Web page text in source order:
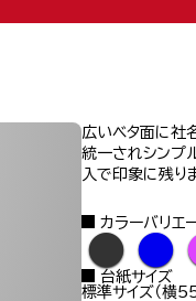
広いベタ面に社
統一されシンプ
入で印象に残り
カラーバリエ
● ●
台紙サイズ
標準サイズ（横